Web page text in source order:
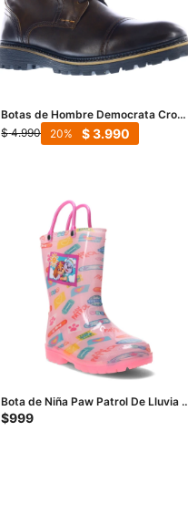
Botas de Hombre Democrata Cross
- Negro Carbón
$ 4.990 $ 3.990
20
Bota de Niña Paw Patrol De Lluvia -
Rosado
$999